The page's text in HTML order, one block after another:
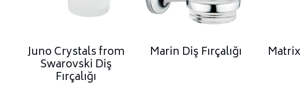
Juno Crystals from
Swarovski Diş
Fırçalığı
Marin Diş Fırçalığı Matrix